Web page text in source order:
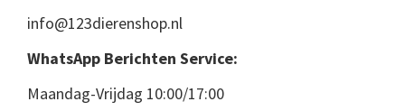
info@123dierenshop.nl
WhatsApp Berichten Service:
Maandag-Vrijdag 10:00/17:00